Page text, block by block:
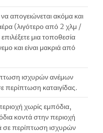
απογειώνεται ακόμα και
(λιγότερο από 2 χλμ /
μια τοποθεσία
και είναι μακριά από
ισχυρών ανέμων
καταιγίδας.
χωρίς εμπόδια,
κοντά στην περιοχή
σε περίπτωση ισχυρών